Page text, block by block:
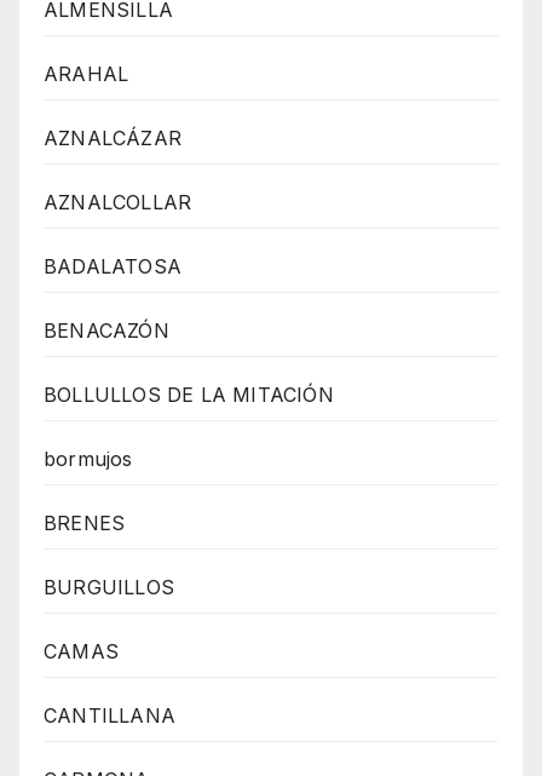
ALMENSILLA
ARAHAL
AZNALCÁZAR
AZNALCOLLAR
BADALATOSA
BENACAZÓN
BOLLULLOS DE LA MITACIÓN
bormujos
BRENES
BURGUILLOS
CAMAS
CANTILLANA